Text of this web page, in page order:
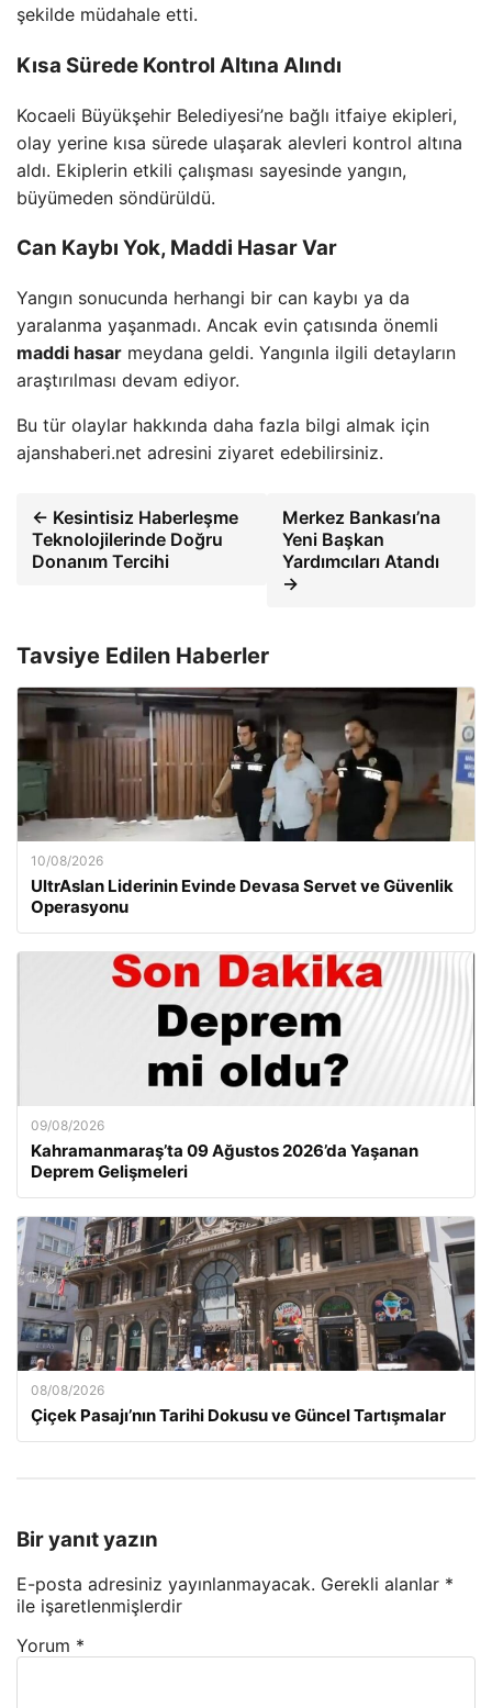
şekilde müdahale etti.
Kısa Sürede Kontrol Altına Alındı
Kocaeli Büyükşehir Belediyesi’ne bağlı itfaiye ekipleri,
olay yerine kısa sürede ulaşarak alevleri kontrol altına
aldı. Ekiplerin etkili çalışması sayesinde yangın,
büyümeden söndürüldü.
Can Kaybı Yok, Maddi Hasar Var
Yangın sonucunda herhangi bir can kaybı ya da
yaralanma yaşanmadı. Ancak evin çatısında önemli
maddi hasar meydana geldi. Yangınla ilgili detayların
araştırılması devam ediyor.
Bu tür olaylar hakkında daha fazla bilgi almak için
ajanshaberi.net adresini ziyaret edebilirsiniz.
← Kesintisiz Haberleşme
Teknolojilerinde Doğru
Donanım Tercihi
Merkez Bankası’na
Yeni Başkan
Yardımcıları Atandı
→
Tavsiye Edilen Haberler
10/08/2026
UltrAslan Liderinin Evinde Devasa Servet ve Güvenlik
Operasyonu
09/08/2026
Kahramanmaraş’ta 09 Ağustos 2026’da Yaşanan
Deprem Gelişmeleri
08/08/2026
Çiçek Pasajı’nın Tarihi Dokusu ve Güncel Tartışmalar
Bir yanıt yazın
E-posta adresiniz yayınlanmayacak. Gerekli alanlar *
ile işaretlenmişlerdir
Yorum *